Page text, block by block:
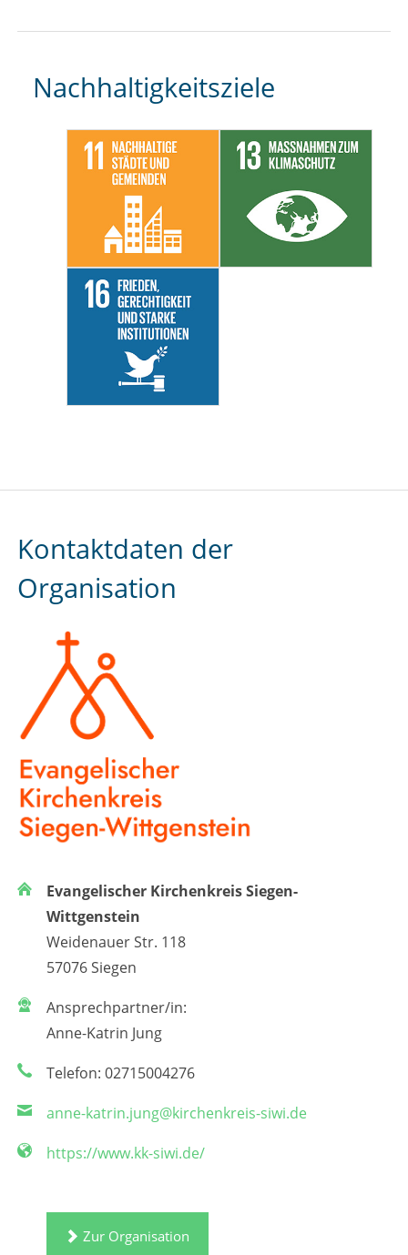
Nachhaltigkeitsziele
Kontaktdaten der
Organisation
Evangelischer Kirchenkreis Siegen-
Wittgenstein
Weidenauer Str. 118
57076 Siegen
Ansprechpartner/in:
Anne-Katrin Jung
Telefon: 02715004276
anne-katrin.jung@kirchenkreis-siwi.de
https://www.kk-siwi.de/
Zur Organisation